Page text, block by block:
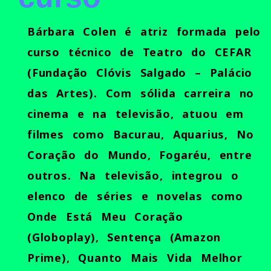
Bárbara Colen é atriz formada pelo
curso técnico de Teatro do CEFAR
(Fundação Clóvis Salgado – Palácio
das Artes). Com sólida carreira no
cinema e na televisão, atuou em
filmes como Bacurau, Aquarius, No
Coração do Mundo, Fogaréu, entre
outros. Na televisão, integrou o
elenco de séries e novelas como
Onde Está Meu Coração
(Globoplay), Sentença (Amazon
Prime), Quanto Mais Vida Melhor